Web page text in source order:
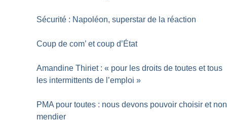
Sécurité : Napoléon, superstar de la réaction
Coup de com’ et coup d’État
Amandine Thiriet : « pour les droits de toutes et tous
les intermittents de l’emploi »
PMA pour toutes : nous devons pouvoir choisir et non
mendier